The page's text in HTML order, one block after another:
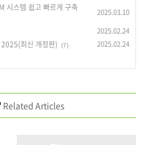
스템 쉽고 빠르게 구축
2025.03.10
2025.02.24
최신 개정판) (7) 2025.02.24
Related Articles